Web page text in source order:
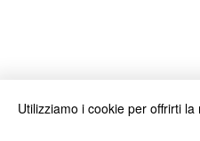
Utilizziamo i cookie per offrirti